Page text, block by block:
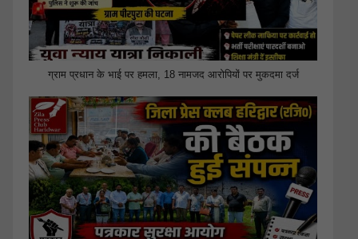
ग्राम प्रधान के भाई पर हमला, 18 नामजद आरोपियों पर मुकदमा दर्ज